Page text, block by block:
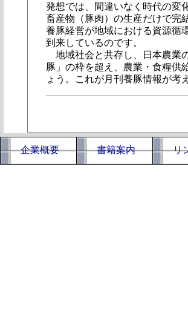
発想では、間違いなく時代の変
畜産物（豚肉）の生産だけで完
養豚経営が地域における資源循
到来しているのです。
地域社会と共存し、日本農業
豚」の枠を超え、農業・食糧供
ょう。これが月刊養豚情報が考
企業概要 書籍案内 リ